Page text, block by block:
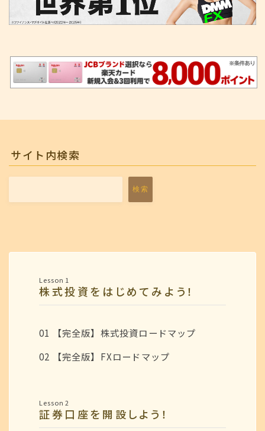
サイト内検索
検索
Lesson 1
株式投資をはじめてみよう！
01 【完全版】株式投資ロードマップ
02 【完全版】FXロードマップ
Lesson 2
証券口座を開設しよう！